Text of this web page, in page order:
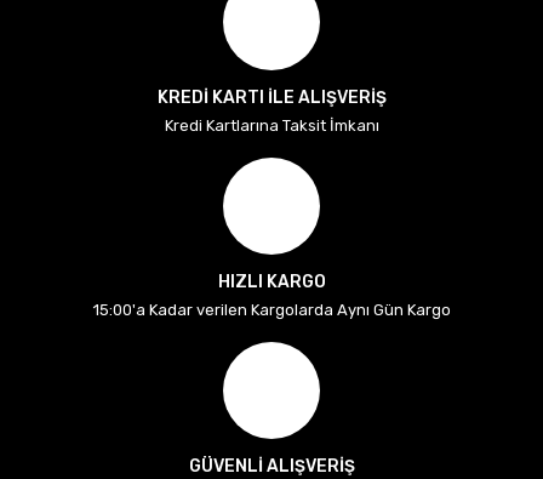
KREDİ KARTI İLE ALIŞVERİŞ
Kredi Kartlarına Taksit İmkanı
HIZLI KARGO
15:00'a Kadar verilen Kargolarda Aynı Gün Kargo
GÜVENLİ ALIŞVERİŞ